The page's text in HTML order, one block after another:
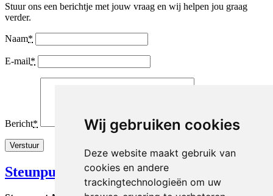
Wij gebruiken cookies
Deze website maakt gebruik van
cookies en andere
trackingtechnologieën om uw
Stuur ons een berichtje met jouw vraag en wij helpen jou graag
verder.
Naam*
E-mail*
Bericht*
Steunpunt Adoptie